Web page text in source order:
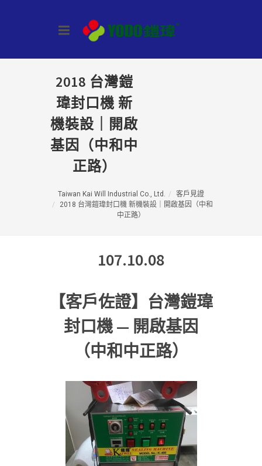
2018 台灣鎧
瑋封口機 新
機裝設｜開啟
基因（中和中
正路）
Taiwan Kai Will Industrial Co., Ltd.
客戶見證
2018 台灣鎧瑋封口機 新機裝設｜開啟基因（中和
中正路）
107.10.08
【客戶佐證】台灣鎧瑋
封口機 — 開啟基因
（中和中正路）